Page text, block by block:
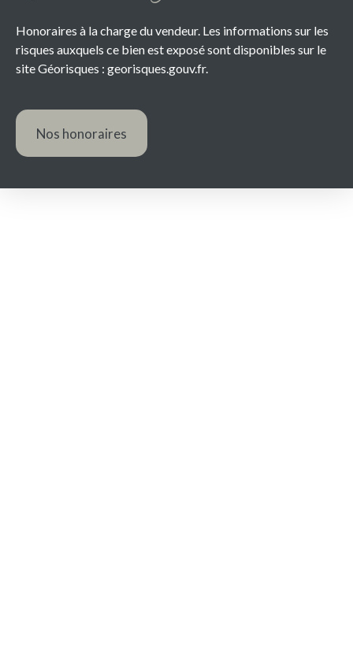
Honoraires à la charge du vendeur. Les informations sur les
risques auxquels ce bien est exposé sont disponibles sur le
site Géorisques : georisques.gouv.fr.
Nos honoraires